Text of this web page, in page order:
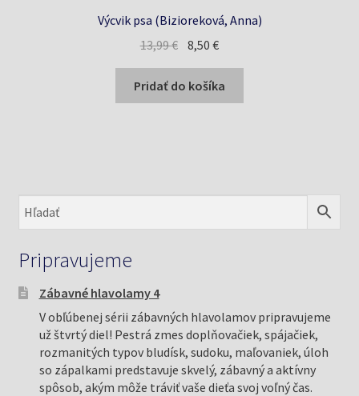
Výcvik psa (Bizioreková, Anna)
13,99€ Pôvodná
bola:
13,99 €.
8,50€Aktuálna
je:
8,50 €.
Pridať do košíka
Pripravujeme
Zábavné hlavolamy 4
V obľúbenej sérii zábavných hlavolamov pripravujeme
už štvrtý diel! Pestrá zmes doplňovačiek, spájačiek,
rozmanitých typov bludísk, sudoku, maľovaniek, úloh
so zápalkami predstavuje skvelý, zábavný a aktívny
spôsob, akým môže tráviť vaše dieťa svoj voľný čas.